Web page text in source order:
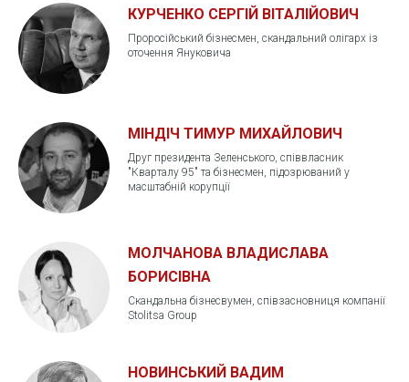
КУРЧЕНКО СЕРГІЙ ВІТАЛІЙОВИЧ
Проросійський бізнесмен, скандальний олігарх із
оточення Януковича
МІНДІЧ ТИМУР МИХАЙЛОВИЧ
Друг президента Зеленського, співвласник
"Кварталу 95" та бізнесмен, підозрюваний у
масштабній корупції
МОЛЧАНОВА ВЛАДИСЛАВА
БОРИСІВНА
Скандальна бізнесвумен, співзасновниця компанії
Stolitsa Group
НОВИНСЬКИЙ ВАДИМ